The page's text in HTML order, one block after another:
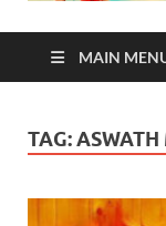
MAIN
TAG: